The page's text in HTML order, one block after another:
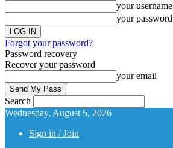
your username
your password
Forgot your password?
Password recovery
Recover your password
your email
Search
Wednesday, August 5, 2026
Sign in / Join